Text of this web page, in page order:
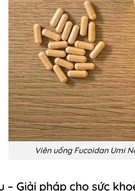
Viên uống Fucoidan Umi
– Giải pháp cho sức